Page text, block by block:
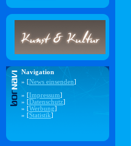
Navigation
» [News einsenden]
» [Impressum]
» [Datenschutz]
» [Werbung]
» [Statistik]